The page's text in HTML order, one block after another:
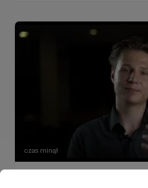
czas minął